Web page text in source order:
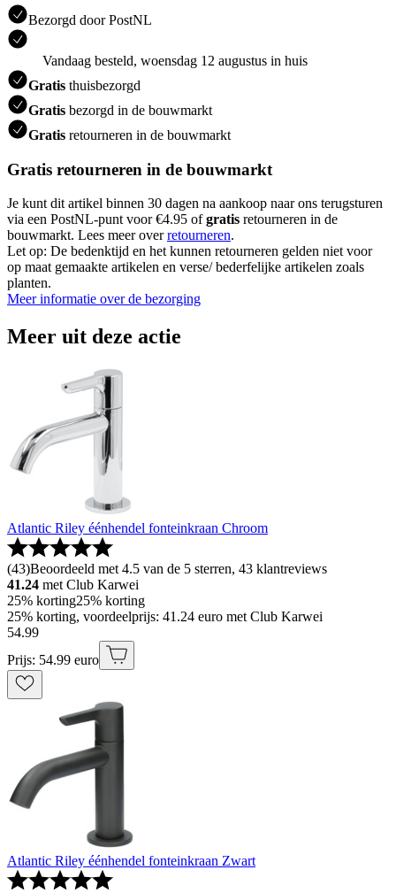
Bezorgd door PostNL
Vandaag besteld, woensdag 12 augustus in huis
Gratis thuisbezorgd
Gratis bezorgd in de bouwmarkt
Gratis retourneren in de bouwmarkt
Gratis retourneren in de bouwmarkt
Je kunt dit artikel binnen 30 dagen na aankoop naar ons terugsturen
via een PostNL-punt voor €4.95 ofgratis retourneren in de
bouwmarkt. Lees meer overretourneren.
Let op: De bedenktijd en het kunnen retourneren gelden niet voor
op maat gemaakte artikelen en verse/ bederfelijke artikelen zoals
planten.
Meer informatie over de bezorging
Meer uit deze actie
Atlantic Riley éénhendel fonteinkraan Chroom
(43)Beoordeeld met 4.5 van de 5 sterren, 43 klantreviews
41.24 met Club Karwei
25% korting25% korting
25% korting, voordeelprijs: 41.24 euro met Club Karwei
54.99
Prijs: 54.99 euro
Atlantic Riley éénhendel fonteinkraan Zwart